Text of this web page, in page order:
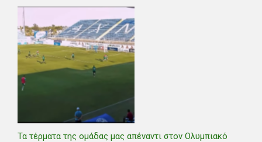
Τα τέρματα της ομάδας μας απέναντι στον Ολυμπιακό